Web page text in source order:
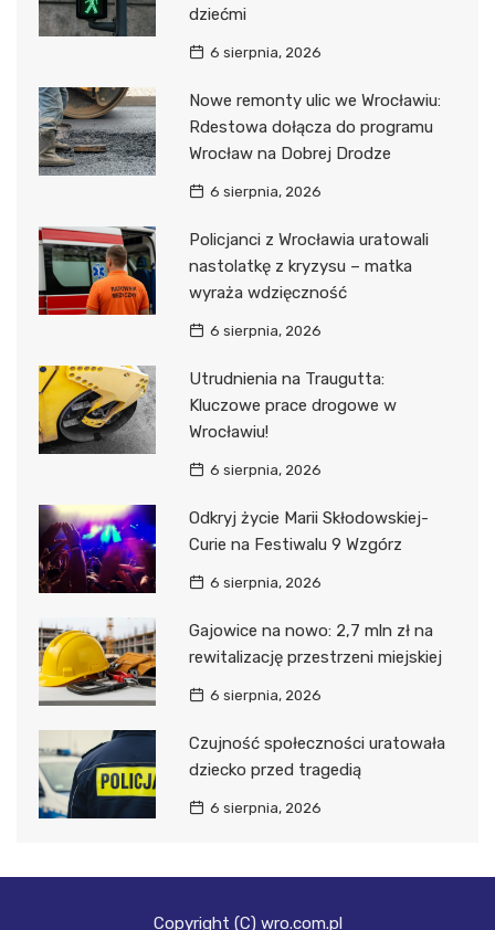
dziećmi
6 sierpnia, 2026
Nowe remonty ulic we Wrocławiu:
Rdestowa dołącza do programu
Wrocław na Dobrej Drodze
6 sierpnia, 2026
Policjanci z Wrocławia uratowali
nastolatkę z kryzysu – matka
wyraża wdzięczność
6 sierpnia, 2026
Utrudnienia na Traugutta:
Kluczowe prace drogowe w
Wrocławiu!
6 sierpnia, 2026
Odkryj życie Marii Skłodowskiej-
Curie na Festiwalu 9 Wzgórz
6 sierpnia, 2026
Gajowice na nowo: 2,7 mln zł na
rewitalizację przestrzeni miejskiej
6 sierpnia, 2026
Czujność społeczności uratowała
dziecko przed tragedią
6 sierpnia, 2026
Copyright (C) wro.com.pl